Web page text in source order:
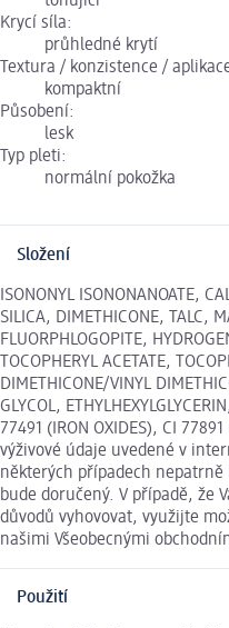
Krycí síla:
průhledné krytí
Textura / konzistence /
kompaktní
Působení:
lesk
Typ pleti:
normální pokožka
Složení
ISONONYL ISONONANOATE,
SILICA, DIMETHICONE, TALC,
FLUORPHLOGOPITE,
TOCOPHERYL ACETATE,
DIMETHICONE/VINYL
GLYCOL,
77491 (IRON OXIDES), CI
výživové údaje uvedené v
některých případech
bude doručený. V případě, že
důvodů vyhovovat, využijte
našimi Všeobecnými
Použití